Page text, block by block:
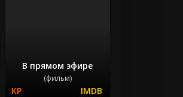
В прямом эфире
(фильм)